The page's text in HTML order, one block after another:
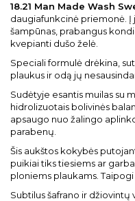
18.21 Man Made Wash
daugiafunkcinė priemonė. Į
šampūnas, prabangus
kvepianti dušo želė.
Speciali formulė drėkina,
plaukus ir odą jų
Sudėtyje esantis muilas su
hidrolizuotais bolivinės
apsaugo nuo žalingo
parabenų.
Šis aukštos kokybės
puikiai tiks tiesiems ar
ploniems plaukams.
Subtilus šafrano ir džiovintų